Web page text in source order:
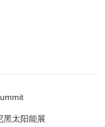
黑太阳能展